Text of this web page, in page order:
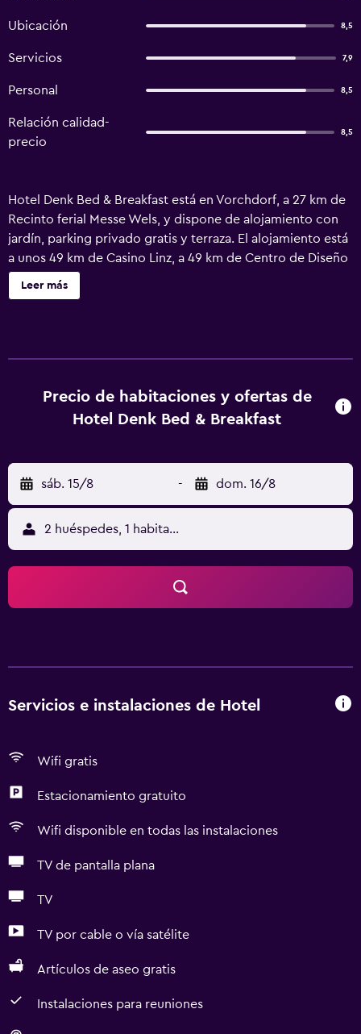
Ubicación 8,5
Servicios 7,9
Personal 8,5
Relación calidad-
precio
8,5
Hotel Denk Bed & Breakfast está en Vorchdorf, a 27 km de
Recinto ferial Messe Wels, y dispone de alojamiento con
jardín, parking privado gratis y terraza. El alojamiento está
a unos 49 km de Casino Linz, a 49 km de Centro de Diseño
de Linz y a 21 km de Kremsmünster Abbey. La posada u
hostería libre de humo dispone de wifi gratis en todo el
de desayuno disponibles en Hotel Denk Bed & Breakfast.
Bildungshaus Schloss Puchberg está a 31 km del
Leer más
Precio de habitaciones y ofertas de
Hotel Denk Bed & Breakfast
sáb. 15/8 - dom. 16/8
2 huéspedes, 1 habitación
Servicios e instalaciones de Hotel
Wifi gratis
Estacionamiento gratuito
Wifi disponible en todas las instalaciones
TV de pantalla plana
TV
TV por cable o vía satélite
Artículos de aseo gratis
Instalaciones para reuniones